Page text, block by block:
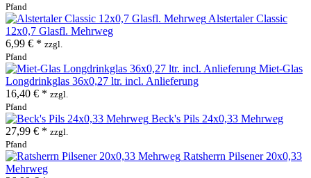
Pfand
Alstertaler Classic
12x0,7 Glasfl. Mehrweg
6,99 € * zzgl.
Pfand
Miet-Glas
Longdrinkglas 36x0,27 ltr. incl. Anlieferung
16,40 € * zzgl.
Pfand
Beck's Pils 24x0,33 Mehrweg
27,99 € * zzgl.
Pfand
Ratsherrn Pilsener 20x0,33
Mehrweg